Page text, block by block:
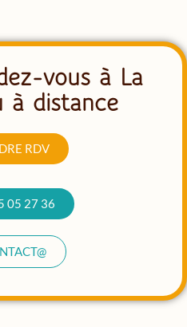
vous à La
à distance
RDV
05 27 36